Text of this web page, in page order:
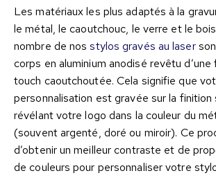
Les matériaux les plus adaptés à la
le métal, le caoutchouc, le verre et le
nombre de nosstylos gravés au laser
corps en aluminium anodisé revêtu
touch caoutchoutée. Cela signifie que
personnalisation est gravée sur la
révélant votre logo dans la couleur du
(souvent argenté, doré ou miroir). Ce
d’obtenir un meilleur contraste et de
de couleurs pour personnaliser votre